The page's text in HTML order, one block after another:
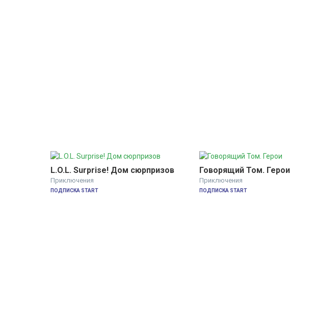
L.O.L. Surprise! Дом сюрпризов
Приключения
ПОДПИСКА START
Говорящий Том. Герои
Приключения
ПОДПИСКА START